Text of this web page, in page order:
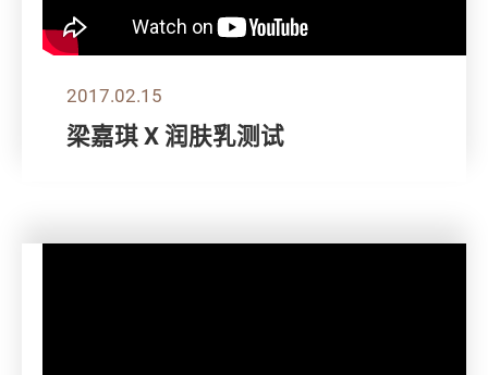
2017.02.15
梁嘉琪 X 润肤乳测试